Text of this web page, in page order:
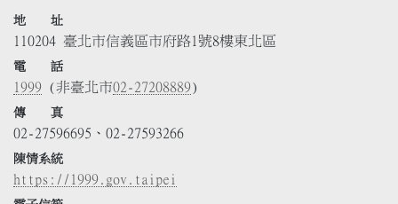
地 址
110204 臺北市信義區市府路1號8樓東北區
電 話
1999 (非臺北市02-27208889)
傳 真
02-27596695、02-27593266
陳情系統
https://1999.gov.taipei